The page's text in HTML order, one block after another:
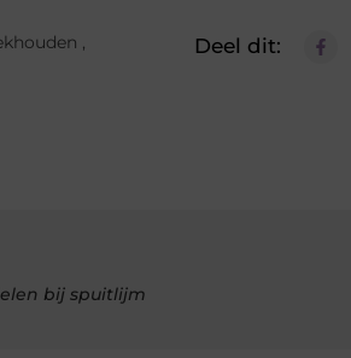
Deel dit:
bij spuitlijm